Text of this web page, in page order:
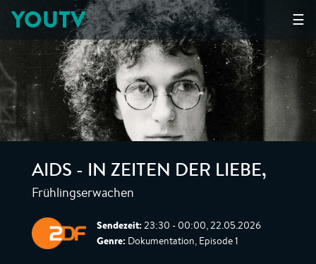
☰
YOUTV
AIDS - IN ZEITEN DER LIEBE,
Frühlingserwachen
Sendezeit: 23:30 - 00:00, 22.05.2026
Genre: Dokumentation, Episode 1